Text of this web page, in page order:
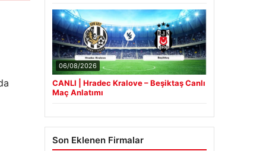
06/08/2026
CANLI | Hradec Kralove – Beşiktaş Canlı
Maç Anlatımı
Son Eklenen Firmalar